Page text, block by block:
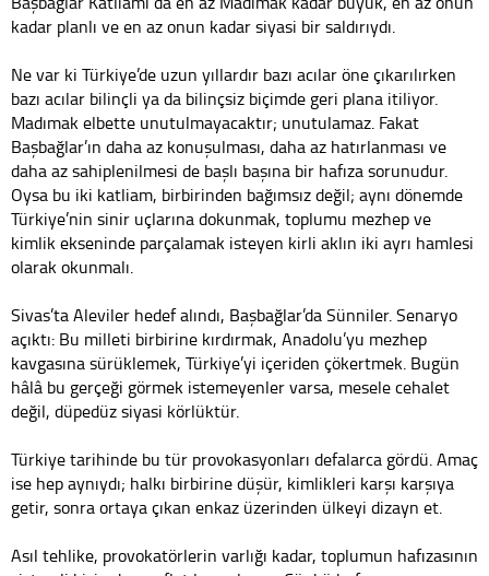
kadar planlı ve en az onun kadar siyasi bir saldırıydı.
Ne var ki Türkiye’de uzun yıllardır bazı acılar öne çıkarılırken
bazı acılar bilinçli ya da bilinçsiz biçimde geri plana itiliyor.
Madımak elbette unutulmayacaktır; unutulamaz. Fakat
Başbağlar’ın daha az konuşulması, daha az hatırlanması ve
daha az sahiplenilmesi de başlı başına bir hafıza sorunudur.
Oysa bu iki katliam, birbirinden bağımsız değil; aynı dönemde
Türkiye’nin sinir uçlarına dokunmak, toplumu mezhep ve
kimlik ekseninde parçalamak isteyen kirli aklın iki ayrı hamlesi
olarak okunmalı.
Sivas’ta Aleviler hedef alındı, Başbağlar’da Sünniler. Senaryo
açıktı: Bu milleti birbirine kırdırmak, Anadolu’yu mezhep
kavgasına sürüklemek, Türkiye’yi içeriden çökertmek. Bugün
hâlâ bu gerçeği görmek istemeyenler varsa, mesele cehalet
değil, düpedüz siyasi körlüktür.
Türkiye tarihinde bu tür provokasyonları defalarca gördü. Amaç
ise hep aynıydı; halkı birbirine düşür, kimlikleri karşı karşıya
getir, sonra ortaya çıkan enkaz üzerinden ülkeyi dizayn et.
Asıl tehlike, provokatörlerin varlığı kadar, toplumun hafızasının